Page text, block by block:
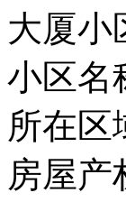
大厦小
小区名
所在区
房屋产